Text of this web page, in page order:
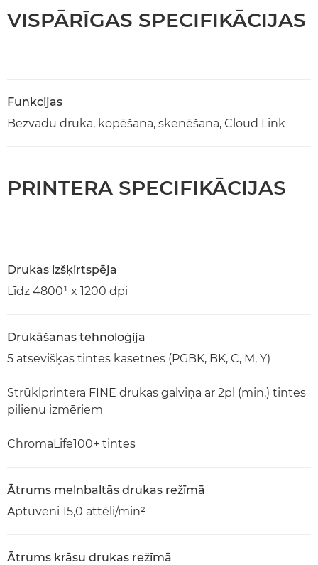
VISPĀRĪGAS SPECIFIKĀCIJAS
Funkcijas
Bezvadu druka, kopēšana, skenēšana, Cloud Link
PRINTERA SPECIFIKĀCIJAS
Drukas izšķirtspēja
Līdz 4800¹ x 1200 dpi
Drukāšanas tehnoloģija
5 atsevišķas tintes kasetnes (PGBK, BK, C, M, Y)
Strūklprintera FINE drukas galviņa ar 2pl (min.) tintes
pilienu izmēriem
ChromaLife100+ tintes
Ātrums melnbaltās drukas režīmā
Aptuveni 15,0 attēli/min²
Ātrums krāsu drukas režīmā